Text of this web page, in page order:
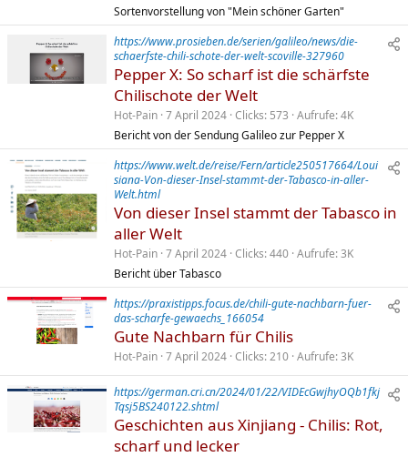
Sortenvorstellung von "Mein schöner Garten"
https://www.prosieben.de/serien/galileo/news/die-
schaerfste-chili-schote-der-welt-scoville-327960
Pepper X: So scharf ist die schärfste
Chilischote der Welt
Hot-Pain 7 April 2024 Clicks 573 Aufrufe 4K
Bericht von der Sendung Galileo zur Pepper X
https://www.welt.de/reise/Fern/article250517664/Loui
siana-Von-dieser-Insel-stammt-der-Tabasco-in-aller-
Welt.html
Von dieser Insel stammt der Tabasco in
aller Welt
Hot-Pain 7 April 2024 Clicks 440 Aufrufe 3K
Bericht über Tabasco
https://praxistipps.focus.de/chili-gute-nachbarn-fuer-
das-scharfe-gewaechs_166054
Gute Nachbarn für Chilis
Hot-Pain 7 April 2024 Clicks 210 Aufrufe 3K
https://german.cri.cn/2024/01/22/VIDEcGwjhyOQb1fkj
Tqsj5BS240122.shtml
Geschichten aus Xinjiang - Chilis: Rot,
scharf und lecker